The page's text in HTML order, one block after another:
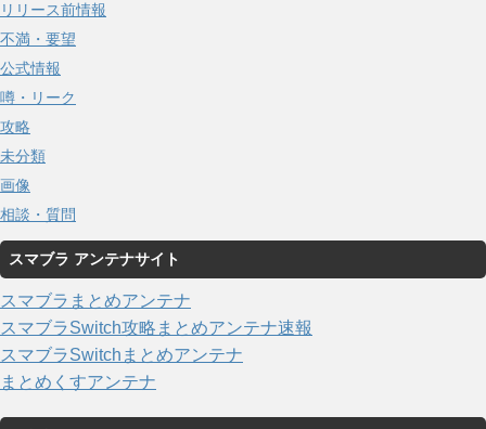
リリース前情報
不満・要望
公式情報
噂・リーク
攻略
未分類
画像
相談・質問
スマブラ アンテナサイト
スマブラまとめアンテナ
スマブラSwitch攻略まとめアンテナ速報
スマブラSwitchまとめアンテナ
まとめくすアンテナ